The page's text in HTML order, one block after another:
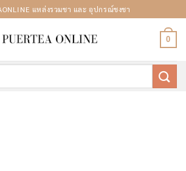
แหล่งรวมชา และ อุปกรณ์ชงชา
0